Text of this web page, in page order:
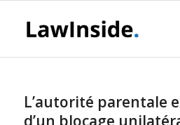
L’autorité parentale
d’un blocage